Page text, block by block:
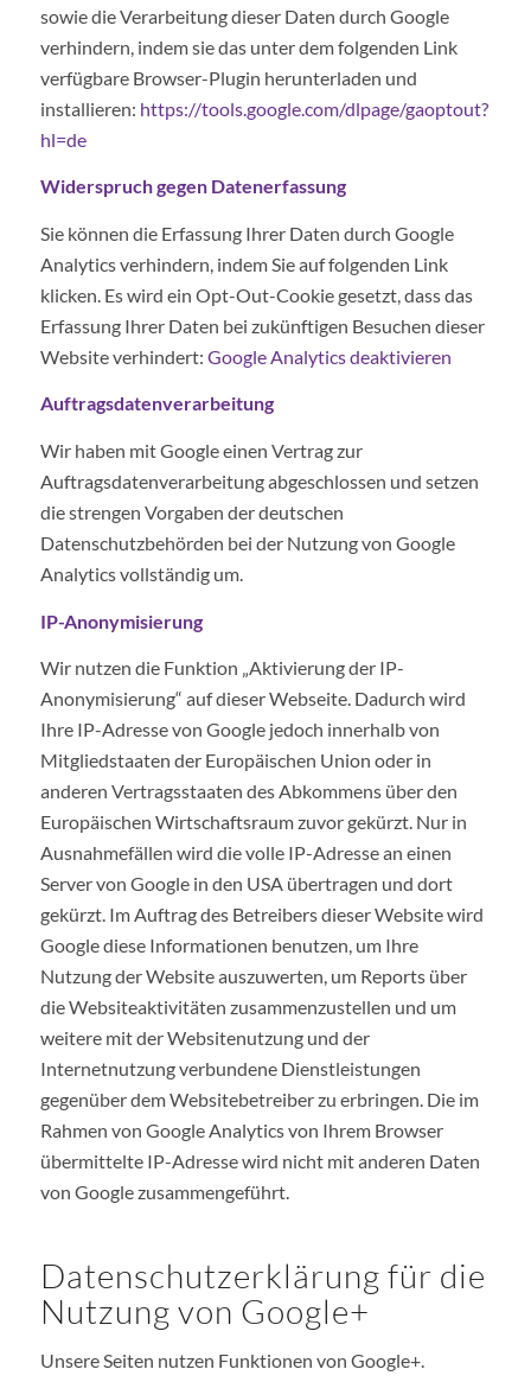
sowie die Verarbeitung dieser Daten durch Google
verhindern, indem sie das unter dem folgenden Link
verfügbare Browser-Plugin herunterladen und
installieren: https://tools.google.com/dlpage/gaoptout?
hl=de
Widerspruch gegen Datenerfassung
Sie können die Erfassung Ihrer Daten durch Google
Analytics verhindern, indem Sie auf folgenden Link
klicken. Es wird ein Opt-Out-Cookie gesetzt, dass das
Erfassung Ihrer Daten bei zukünftigen Besuchen dieser
Website verhindert: Google Analytics deaktivieren
Auftragsdatenverarbeitung
Wir haben mit Google einen Vertrag zur
Auftragsdatenverarbeitung abgeschlossen und setzen
die strengen Vorgaben der deutschen
Datenschutzbehörden bei der Nutzung von Google
Analytics vollständig um.
IP-Anonymisierung
Wir nutzen die Funktion „Aktivierung der IP-
Anonymisierung“ auf dieser Webseite. Dadurch wird
Ihre IP-Adresse von Google jedoch innerhalb von
Mitgliedstaaten der Europäischen Union oder in
anderen Vertragsstaaten des Abkommens über den
Europäischen Wirtschaftsraum zuvor gekürzt. Nur in
Ausnahmefällen wird die volle IP-Adresse an einen
Server von Google in den USA übertragen und dort
gekürzt. Im Auftrag des Betreibers dieser Website wird
Google diese Informationen benutzen, um Ihre
Nutzung der Website auszuwerten, um Reports über
die Websiteaktivitäten zusammenzustellen und um
weitere mit der Websitenutzung und der
Internetnutzung verbundene Dienstleistungen
gegenüber dem Websitebetreiber zu erbringen. Die im
Rahmen von Google Analytics von Ihrem Browser
übermittelte IP-Adresse wird nicht mit anderen Daten
von Google zusammengeführt.
Datenschutzerklärung für die
Nutzung von Google+
Unsere Seiten nutzen Funktionen von Google+.